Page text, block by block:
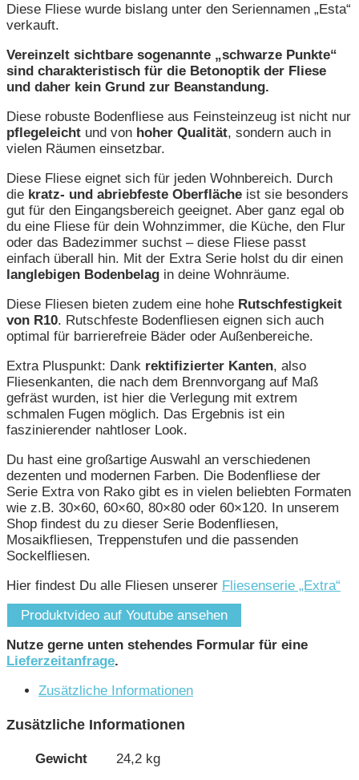
Diese Fliese wurde bislang unter den Seriennamen „Esta“
verkauft.
Vereinzelt sichtbare sogenannte „schwarze Punkte“
sind charakteristisch für die Betonoptik der Fliese
und daher kein Grund zur Beanstandung.
Diese robuste Bodenfliese aus Feinsteinzeug ist nicht nur
pflegeleicht und von hoher Qualität, sondern auch in
vielen Räumen einsetzbar.
Diese Fliese eignet sich für jeden Wohnbereich. Durch
die kratz- und abriebfeste Oberfläche ist sie besonders
gut für den Eingangsbereich geeignet. Aber ganz egal ob
du eine Fliese für dein Wohnzimmer, die Küche, den Flur
oder das Badezimmer suchst – diese Fliese passt
einfach überall hin. Mit der Extra Serie holst du dir einen
langlebigen Bodenbelag in deine Wohnräume.
Diese Fliesen bieten zudem eine hohe Rutschfestigkeit
von R10. Rutschfeste Bodenfliesen eignen sich auch
optimal für barrierefreie Bäder oder Außenbereiche.
Extra Pluspunkt: Dank rektifizierter Kanten, also
Fliesenkanten, die nach dem Brennvorgang auf Maß
gefräst wurden, ist hier die Verlegung mit extrem
schmalen Fugen möglich. Das Ergebnis ist ein
faszinierender nahtloser Look.
Du hast eine großartige Auswahl an verschiedenen
dezenten und modernen Farben. Die Bodenfliese der
Serie Extra von Rako gibt es in vielen beliebten Formaten
wie z.B. 30×60, 60×60, 80×80 oder 60×120. In unserem
Shop findest du zu dieser Serie Bodenfliesen,
Mosaikfliesen, Treppenstufen und die passenden
Sockelfliesen.
Hier findest Du alle Fliesen unserer Fliesenserie „Extra“
Produktvideo auf Youtube ansehen
Nutze gerne unten stehendes Formular für eine
Lieferzeitanfrage.
Zusätzliche Informationen
Zusätzliche Informationen
Gewicht 24,2 kg